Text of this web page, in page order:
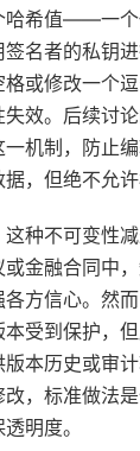
哈希值——一
名者的私钥进
或修改一个
效。后续讨
机制，防止
，但绝不允许
种不可变性
金融合同中
方信心。然
受到保护，
本历史或审
，标准做法
明度。